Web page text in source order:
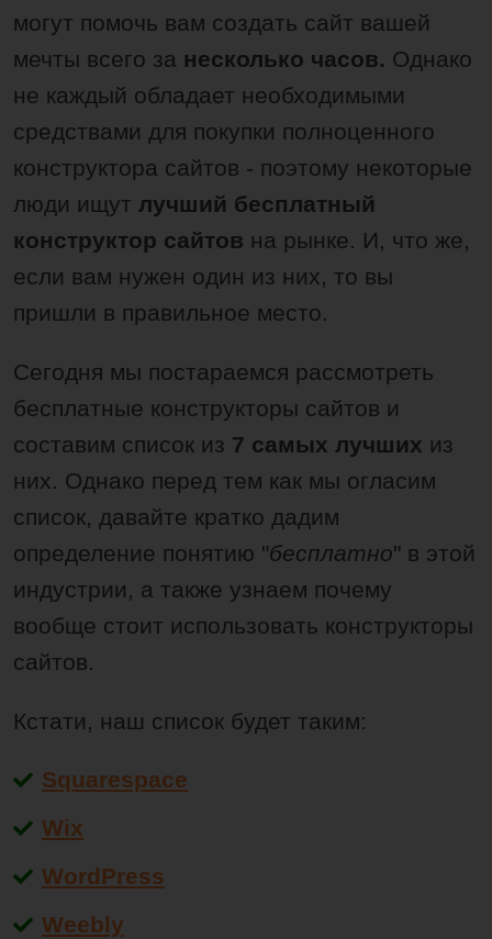
могут помочь вам создать сайт вашей
мечты всего за несколько часов. Однако
не каждый обладает необходимыми
средствами для покупки полноценного
конструктора сайтов - поэтому некоторые
люди ищут лучший бесплатный
конструктор сайтов на рынке. И, что же,
если вам нужен один из них, то вы
пришли в правильное место.
Сегодня мы постараемся рассмотреть
бесплатные конструкторы сайтов и
составим список из 7 самых лучших из
них. Однако перед тем как мы огласим
список, давайте кратко дадим
определение понятию "бесплатно" в этой
индустрии, а также узнаем почему
вообще стоит использовать конструкторы
сайтов.
Кстати, наш список будет таким:
Squarespace
Wix
WordPress
Weebly